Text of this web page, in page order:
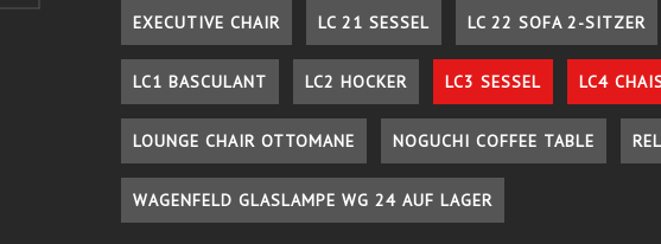
EXECUTIVE CHAIR LC 21 SESSEL LC 22 SOFA 2-SITZER
LC1 BASCULANT LC2 HOCKER LC3 SESSEL LC4
LOUNGE CHAIR OTTOMANE NOGUCHI COFFEE TABLE
WAGENFELD GLASLAMPE WG 24 AUF LAGER